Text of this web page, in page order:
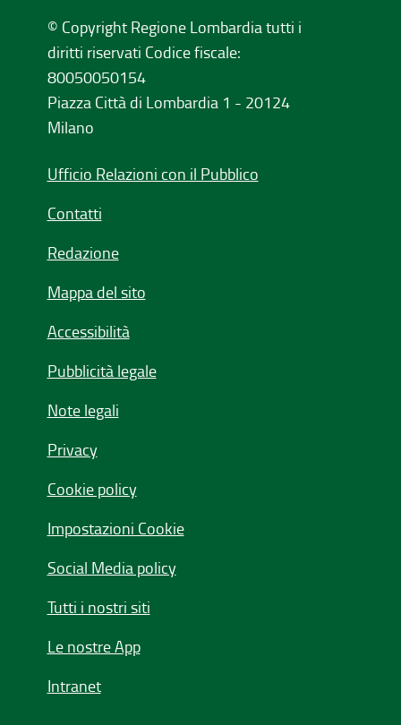
© Copyright Regione Lombardia tutti i
diritti riservati Codice fiscale:
80050050154
Piazza Città di Lombardia 1 - 20124
Milano
Ufficio Relazioni con il Pubblico
Contatti
Redazione
Mappa del sito
Accessibilità
Pubblicità legale
Note legali
Privacy
Cookie policy
Impostazioni Cookie
Social Media policy
Tutti i nostri siti
Le nostre App
Intranet